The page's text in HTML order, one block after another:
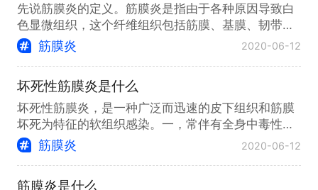
先说筋膜炎的定义。筋膜炎是指由于各种原因导致白
色显微组织，这个纤维组织包括筋膜、基膜、韧带、
肌腱、腱鞘、骨膜等，出现一种
筋膜炎 2020-06-12
坏死性筋膜炎是什么
坏死性筋膜炎，是一种广泛而迅速的皮下组织和筋膜
坏死为特征的软组织感染。一，常伴有全身中毒性休
克，肯定是多种细菌的混合感染
筋膜炎 2020-06-12
筋膜炎是什么